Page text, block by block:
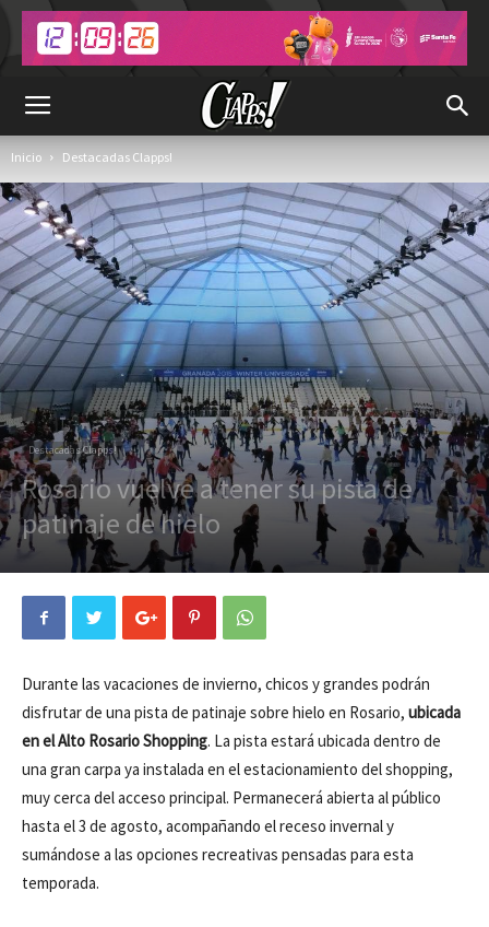
Inicio Destacadas Clapps!
Destacadas Clapps!
Rosario vuelve a tener su pista de
patinaje de hielo
Durante las vacaciones de invierno, chicos y grandes podrán
disfrutar de una pista de patinaje sobre hielo en Rosario, ubicada
en el Alto Rosario Shopping. La pista estará ubicada dentro de
una gran carpa ya instalada en el estacionamiento del shopping,
muy cerca del acceso principal. Permanecerá abierta al público
hasta el 3 de agosto, acompañando el receso invernal y
sumándose a las opciones recreativas pensadas para esta
temporada.